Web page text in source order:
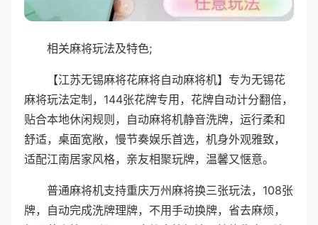
相关麻将玩法及特色;
【江苏无锡麻将花麻将自动麻将机】专为无锡花
麻将玩法定制，144张花牌专用，花牌自动计分翻倍，
贴合本地休闲规则，自动麻将机静音洗牌，运行柔和
舒适，桌面宽敞，慢节奏娱乐首选，机身外观雅致，
适配江南居家风格，亲友相聚玩牌，温馨又惬意。
普通麻将机支持重庆万州麻将换三张玩法，108张
牌，自动完成洗牌理牌，不用手动换牌，省去麻烦，